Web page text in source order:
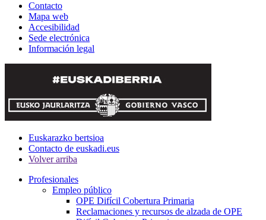
Contacto
Mapa web
Accesibilidad
Sede electrónica
Información legal
Euskarazko bertsioa
Contacto de euskadi.eus
Volver arriba
Profesionales
Empleo público
OPE Difícil Cobertura Primaria
Reclamaciones y recursos de alzada de OPE